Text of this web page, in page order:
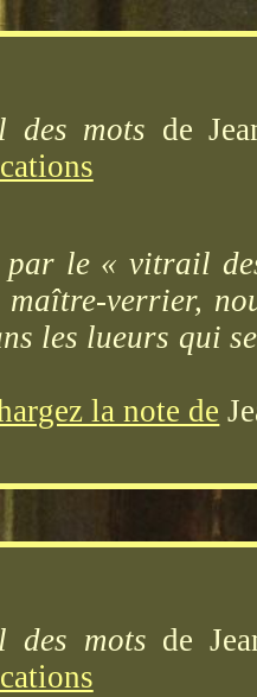
des mots de
le « vitrail
verrier,
les lueurs qui
la note de
des mots de